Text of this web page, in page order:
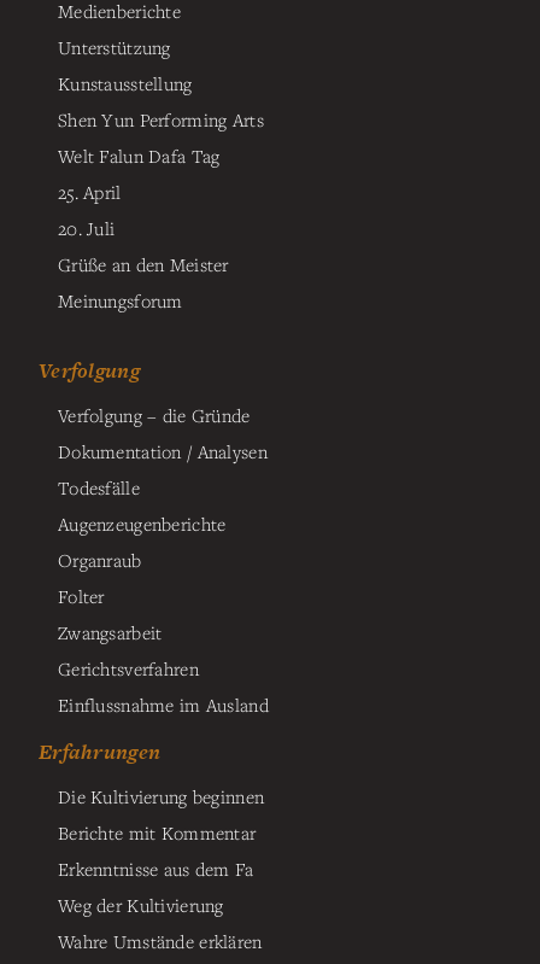
Medienberichte
Unterstützung
Kunstausstellung
Shen Yun Performing Arts
Welt Falun Dafa Tag
25. April
20. Juli
Grüße an den Meister
Meinungsforum
Verfolgung
Verfolgung – die Gründe
Dokumentation / Analysen
Todesfälle
Augenzeugenberichte
Organraub
Folter
Zwangsarbeit
Gerichtsverfahren
Einflussnahme im Ausland
Erfahrungen
Die Kultivierung beginnen
Berichte mit Kommentar
Erkenntnisse aus dem Fa
Weg der Kultivierung
Wahre Umstände erklären